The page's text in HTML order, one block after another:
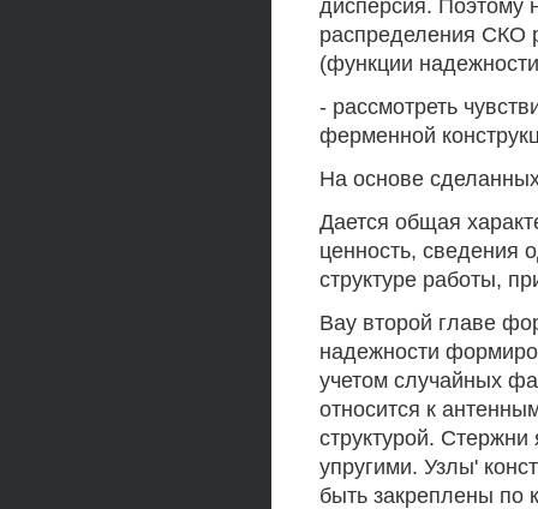
дисперсия. Поэтому
распределения СКО
(функции
- рассмотреть
ферменной
На основе
Дается общая
ценность, сведения
структуре работы,
Вау второй главе
надежности
учетом случайных
относится к
структурой.
упругими. Узлы'
быть закреплены по